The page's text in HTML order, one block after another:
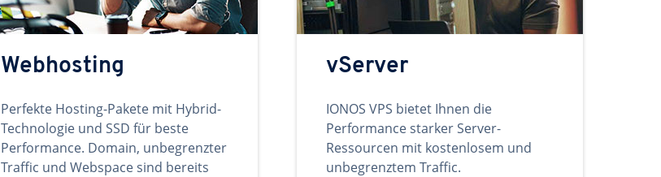
Webhosting
Perfekte Hosting-Pakete mit Hybrid-
Technologie und SSD für beste
Performance. Domain, unbegrenzter
Traffic und Webspace sind bereits
vServer
IONOS VPS bietet Ihnen die
Performance starker Server-
Ressourcen mit kostenlosem und
unbegrenztem Traffic.